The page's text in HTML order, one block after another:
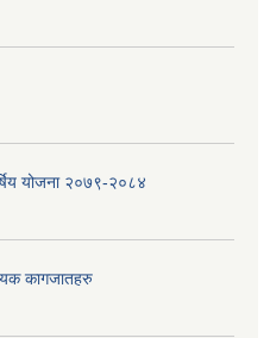
योजना २०७९-२०८४
कागजातहरु